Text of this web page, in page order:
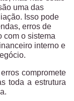
uma das
Isso pode
erros de
com o sistema
interno e
compromete
toda a estrutura